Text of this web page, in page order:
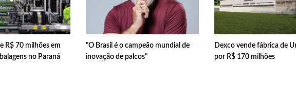
R$ 70 milhões em
no Paraná
"O Brasil é o campeão mundial de
inovação de palcos"
Dexco vende fábrica de
por R$ 170 milhões